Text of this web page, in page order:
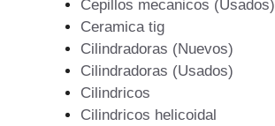
Cepillos mecanicos (Usados)
Ceramica tig
Cilindradoras (Nuevos)
Cilindradoras (Usados)
Cilindricos
Cilindricos helicoidal